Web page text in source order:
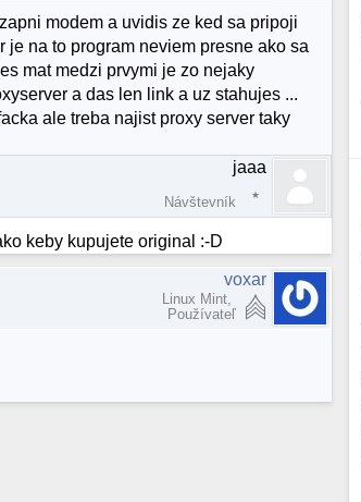
modem a uvidis ze ked sa pripoji
je na to program neviem presne ako sa
mat medzi prvymi je zo nejaky
a das len link a uz stahujes ...
ale treba najist proxy server taky
jaaa
Návštevník
keby kupujete original :-D
voxar
Linux Mint,
Používateľ